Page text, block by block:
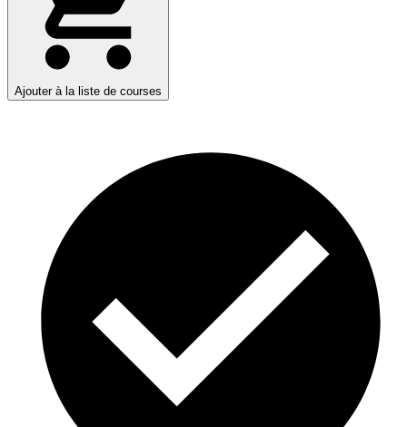
Ajouter à la liste de courses